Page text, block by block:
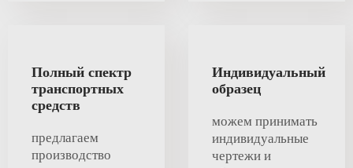
Полный спектр
транспортных
средств
предлагаем
производство
Индивидуальный
образец
можем принимать
индивидуальные
чертежи и